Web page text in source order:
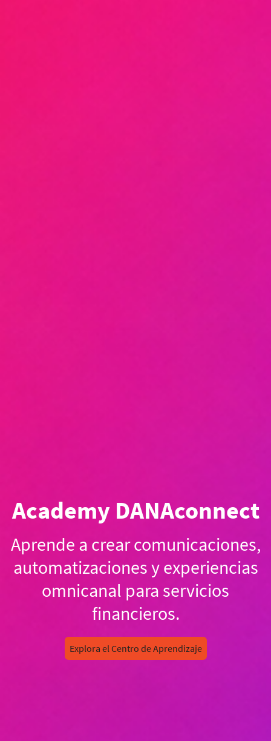
Academy DANAconnect
Aprende a crear comunicaciones,
automatizaciones y experiencias
omnicanal para servicios
financieros.
Explora el Centro de Aprendizaje